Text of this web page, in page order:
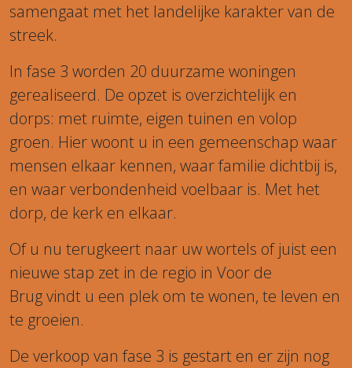
samengaat met het landelijke karakter van de
streek.
In fase 3 worden 20 duurzame woningen
gerealiseerd. De opzet is overzichtelijk en
dorps: met ruimte, eigen tuinen en volop
groen. Hier woont u in een gemeenschap waar
mensen elkaar kennen, waar familie dichtbij is,
en waar verbondenheid voelbaar is. Met het
dorp, de kerk en elkaar.
Of u nu terugkeert naar uw wortels of juist een
nieuwe stap zet in de regio in Voor de
Brug vindt u een plek om te wonen, te leven en
te groeien.
De verkoop van fase 3 is gestart en er zijn nog